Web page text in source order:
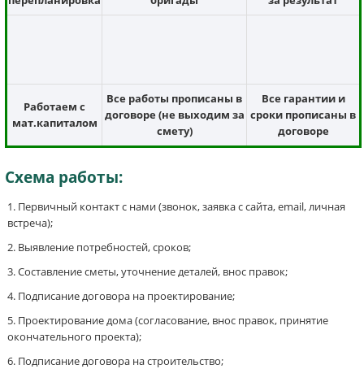
Работаем с
мат.капиталом
Все работы прописаны в
договоре (не выходим за
смету)
Все гарантии и
сроки прописаны в
договоре
Схема работы:
Первичный контакт с нами (звонок, заявка с сайта, email, личная
встреча);
Выявление потребностей, сроков;
Составление сметы, уточнение деталей, внос правок;
Подписание договора на проектирование;
Проектирование дома (согласование, внос правок, принятие
окончательного проекта);
Подписание договора на строительство;